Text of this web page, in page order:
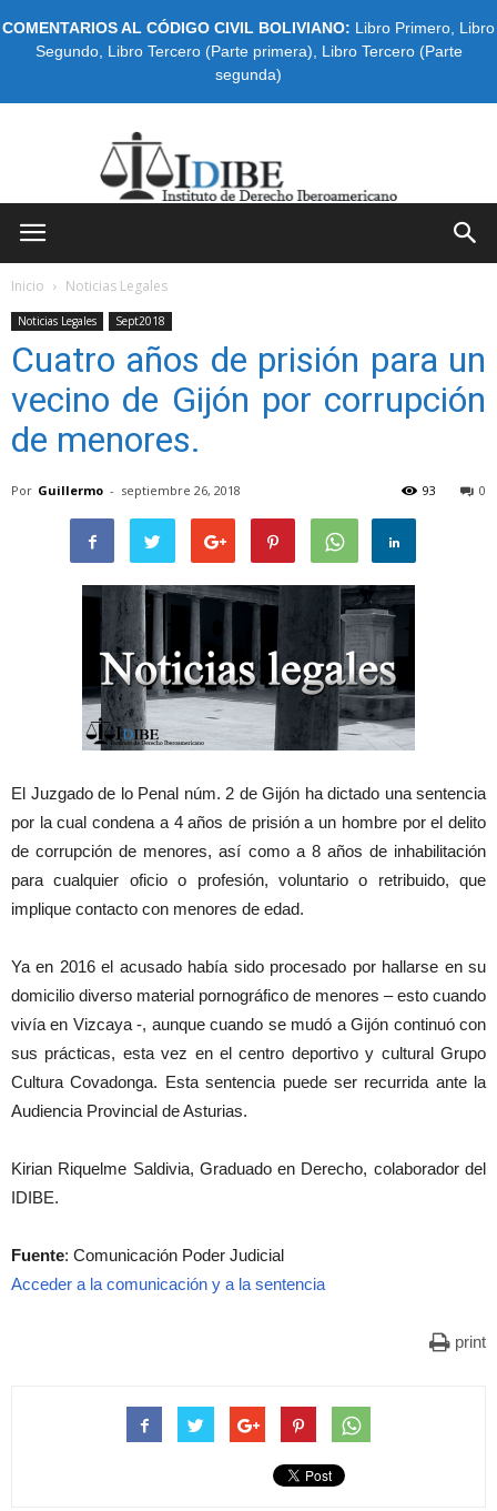
COMENTARIOS AL CÓDIGO CIVIL BOLIVIANO: Libro Primero Libro
Segundo, Libro Tercero (Parte primera)
Libro Tercero (Parte
segunda)
Inicio Noticias Legales
Noticias Legales Sept2018
Cuatro años de prisión para un
vecino de Gijón por corrupción
de menores.
Por Guillermo - septiembre 26, 2018 0
93
El Juzgado de lo Penal núm. 2 de Gijón ha dictado una sentencia
por la cual condena a 4 años de prisión a un hombre por el delito
de corrupción de menores, así como a 8 años de inhabilitación
para cualquier oficio o profesión, voluntario o retribuido, que
implique contacto con menores de edad.
Ya en 2016 el acusado había sido procesado por hallarse en su
domicilio diverso material pornográfico de menores – esto cuando
vivía en Vizcaya -, aunque cuando se mudó a Gijón continuó con
sus prácticas, esta vez en el centro deportivo y cultural Grupo
Cultura Covadonga. Esta sentencia puede ser recurrida ante la
Audiencia Provincial de Asturias.
Kirian Riquelme Saldivia, Graduado en Derecho, colaborador del
IDIBE.
Fuente: Comunicación Poder Judicial
Acceder a la comunicación y a la sentencia
print